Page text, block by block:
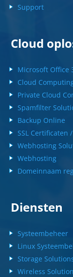
Support
Cloud
Microsoft Office
Cloud
Private Cloud
Spamfilter
Backup Online
SSL Certificaten
Webhosting
Webhosting
Domeinnaam
Diensten
Systeembeheer
Linux
Storage
Wireless